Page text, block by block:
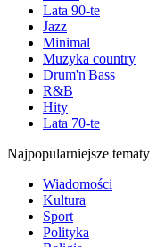
Lata 90-te
Jazz
Minimal
Muzyka country
Drum'n'Bass
R&B
Hity
Lata 70-te
Najpopularniejsze tematy
Wiadomości
Kultura
Sport
Polityka